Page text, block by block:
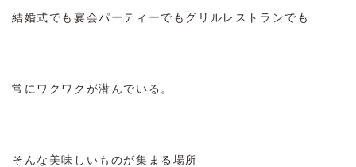
結婚式でも宴会パーティーでもグリルレストランでも
常にワクワクが潜んでいる。
そんな美味しいものが集まる場所